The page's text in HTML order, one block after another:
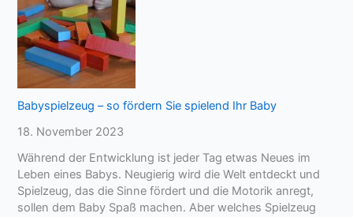
Babyspielzeug – so fördern Sie spielend Ihr Baby
18. November 2023
Während der Entwicklung ist jeder Tag etwas Neues im
Leben eines Babys. Neugierig wird die Welt entdeckt und
Spielzeug, das die Sinne fördert und die Motorik anregt,
sollen dem Baby Spaß machen. Aber welches Spielzeug